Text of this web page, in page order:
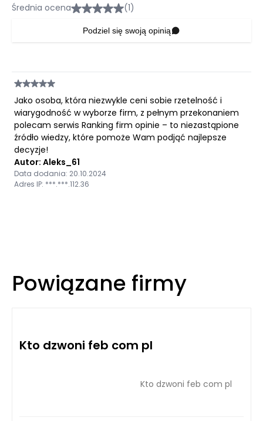
Średnia ocena (1)
Podziel się swoją opinią
Jako osoba, która niezwykle ceni sobie rzetelność i
wiarygodność w wyborze firm, z pełnym przekonaniem
polecam serwis Ranking firm opinie – to niezastąpione
źródło wiedzy, które pomoże Wam podjąć najlepsze
decyzje!
Autor: Aleks_61
Data dodania: 20.10.2024
Adres IP: ***.***.112.36
Powiązane firmy
Kto dzwoni feb com pl
Kto dzwoni feb com pl